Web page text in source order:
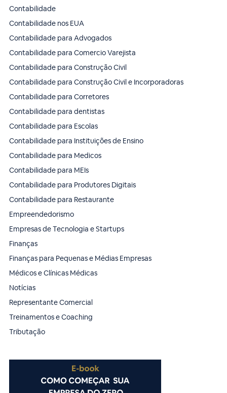
Contabilidade
Contabilidade nos EUA
Contabilidade para Advogados
Contabilidade para Comercio Varejista
Contabilidade para Construção Civil
Contabilidade para Construção Civil e Incorporadoras
Contabilidade para Corretores
Contabilidade para dentistas
Contabilidade para Escolas
Contabilidade para Instituições de Ensino
Contabilidade para Medicos
Contabilidade para MEIs
Contabilidade para Produtores Digitais
Contabilidade para Restaurante
Empreendedorismo
Empresas de Tecnologia e Startups
Finanças
Finanças para Pequenas e Médias Empresas
Médicos e Clínicas Médicas
Notícias
Representante Comercial
Treinamentos e Coaching
Tributação